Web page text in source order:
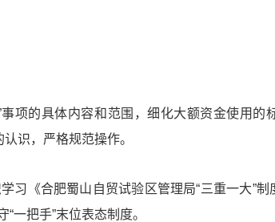
事项的具体内容和范围，细化大额资金使用
识，严格规范操作。
习《合肥蜀山自贸试验区管理局“三重一大”
一把手”末位表态制度。